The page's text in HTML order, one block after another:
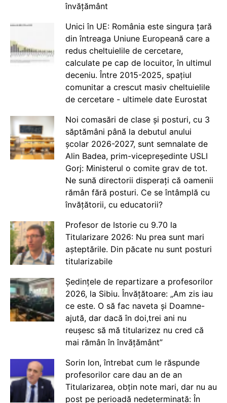
învățământ
Unici în UE: România este singura țară
din întreaga Uniune Europeană care a
redus cheltuielile de cercetare,
calculate pe cap de locuitor, în ultimul
deceniu. Între 2015-2025, spațiul
comunitar a crescut masiv cheltuielile
de cercetare - ultimele date Eurostat
Noi comasări de clase și posturi, cu 3
săptămâni până la debutul anului
școlar 2026-2027, sunt semnalate de
Alin Badea, prim-vicepreședinte USLI
Gorj: Ministerul o comite grav de tot.
Ne sună directorii disperați că oamenii
rămân fără posturi. Ce se întâmplă cu
învățătorii, cu educatorii?
Profesor de Istorie cu 9.70 la
Titularizare 2026: Nu prea sunt mari
așteptările. Din păcate nu sunt posturi
titularizabile
Ședințele de repartizare a profesorilor
2026, la Sibiu. Învățătoare: „Am zis iau
ce este. O să fac naveta și Doamne-
ajută, dar dacă în doi,trei ani nu
reușesc să mă titularizez nu cred că
mai rămân în învățământ”
Sorin Ion, întrebat cum le răspunde
profesorilor care dau an de an
Titularizarea, obțin note mari, dar nu au
post pe perioadă nedeterminată: În